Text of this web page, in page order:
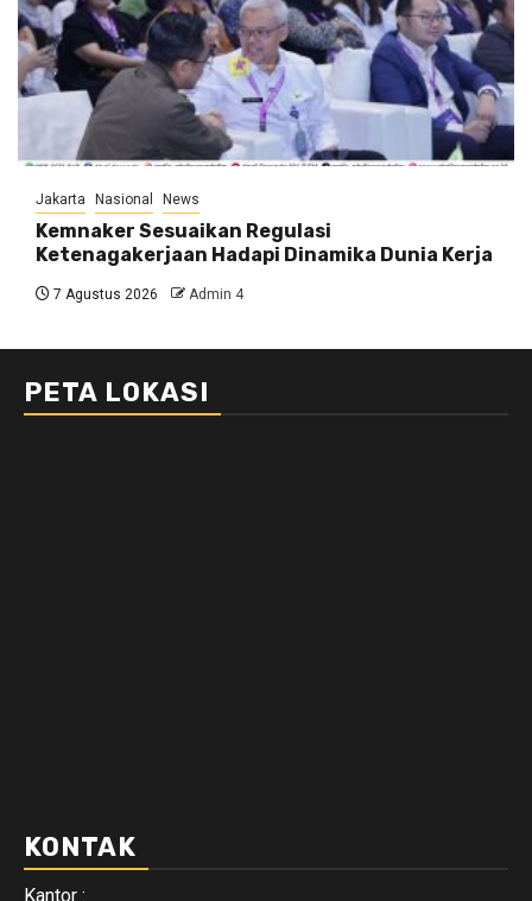
Jakarta Nasional News
Kemnaker Sesuaikan Regulasi
Ketenagakerjaan Hadapi Dinamika Dunia Kerja
7 Agustus 2026 Admin 4
PETA LOKASI
KONTAK
Kantor :